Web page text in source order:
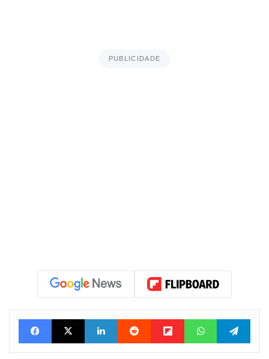
PUBLICIDADE
FacebookX Linkedin Reddit FlipboardWhatsApp